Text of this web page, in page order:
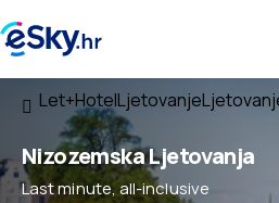
Let+HotelLjetovanje
Nizozemska Ljetovanja
Last minute, all-inclusive